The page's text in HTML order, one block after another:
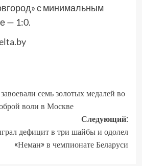
с минимальным
— 1:0.
семь золотых медалей во
воли в Москве
Следующий:
дефицит в три шайбы и одолел
«Неман» в чемпионате Беларуси